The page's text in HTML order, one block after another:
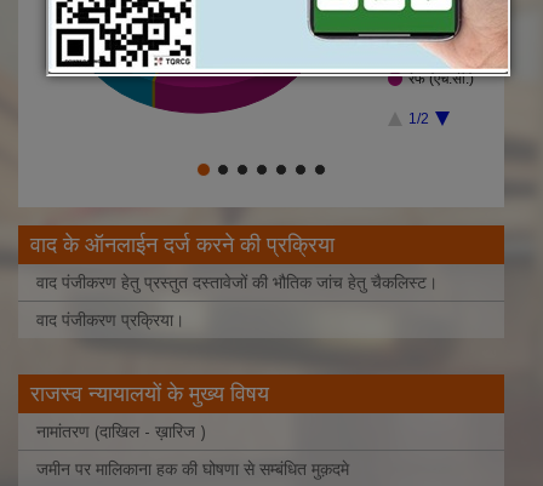
निगरानी
प्रार्थना पत्र
बाजदायरी
रेफ (एच.सी.)
1/2
8.8%
वाद के ऑनलाईन दर्ज करने की प्रक्रिया
वाद पंजीकरण हेतु प्रस्‍तुत दस्‍तावेजों की भौतिक जांच हेतु चैकलिस्‍ट।
वाद पंजीकरण प्रक्रिया।
राजस्व न्यायालयों के मुख्य विषय
नामांतरण (दाखिल - ख़ारिज )
जमीन पर मालिकाना हक की घोषणा से सम्बंधित मुक़दमे